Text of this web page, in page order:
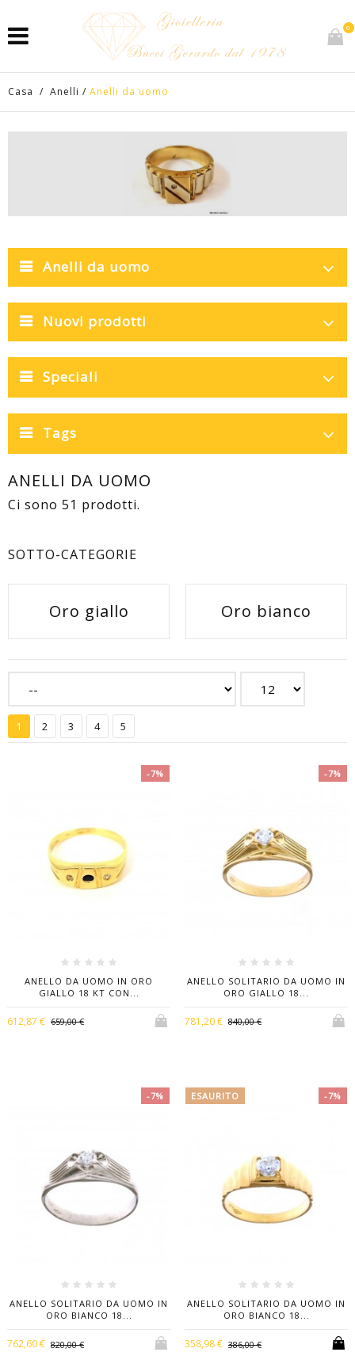
0
Casa / Anelli / Anelli da uomo
Anelli da uomo
Nuovi prodotti
Speciali
Tags
ANELLI DA UOMO
Ci sono 51 prodotti.
SOTTO-CATEGORIE
Oro giallo Oro bianco
1 2 3 4 5
-7%
ANELLO DA UOMO IN ORO
GIALLO 18 KT CON...
612,87 € 659,00 €
-7%
ANELLO SOLITARIO DA UOMO IN
ORO GIALLO 18...
781,20 € 840,00 €
-7%
ANELLO SOLITARIO DA UOMO IN
ORO BIANCO 18...
762,60 € 820,00 €
ESAURITO -7%
ANELLO SOLITARIO DA UOMO IN
ORO BIANCO 18...
358,98 € 386,00 €